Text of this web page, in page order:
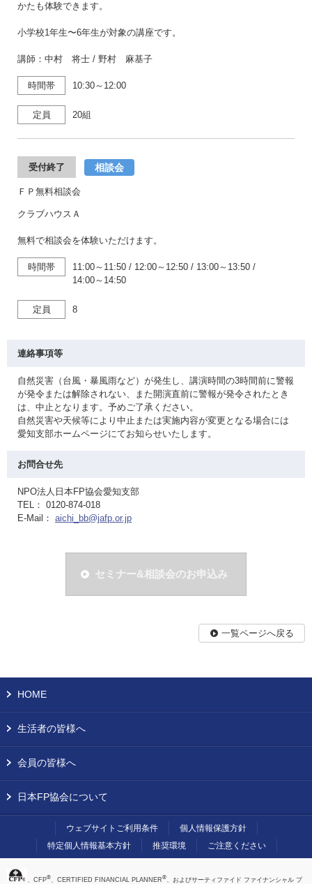
かたも体験できます。
小学校1年生〜6年生が対象の講座です。
講師：中村 将士 / 野村 麻基子
時間帯 10:30～12:00
定員 20組
受付終了 相談会
ＦＰ無料相談会
クラブハウスＡ
無料で相談会を体験いただけます。
時間帯 11:00～11:50 / 12:00～12:50 / 13:00～13:50 /
14:00～14:50
定員 8
連絡事項等
自然災害（台風・暴風雨など）が発生し、講演時間の3時間前に警報
が発令または解除されない、また開演直前に警報が発令されたとき
は、中止となります。予めご了承ください。
自然災害や天候等により中止または実施内容が変更となる場合には
愛知支部ホームページにてお知らせいたします。
お問合せ先
NPO法人日本FP協会愛知支部
TEL： 0120-874-018
E-Mail： aichi_bb@jafp.or.jp
セミナー&相談会のお申込み
一覧ページへ戻る
HOME
生活者の皆様へ
会員の皆様へ
日本FP協会について
ウェブサイトご利用条件
個人情報保護方針
特定個人情報基本方針
推奨環境 ご注意ください
、CFP®、CERTIFIED FINANCIAL PLANNER®、およびサーティファイド ファイナンシャル プ